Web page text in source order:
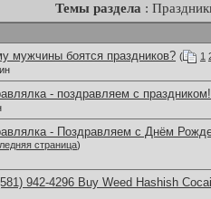
Темы раздела :
мужчины боятся праздников? ( 1
- поздравляем с праздником!
- Поздравляем с Днём
страница)
942-4296 Buy Weed Hashish